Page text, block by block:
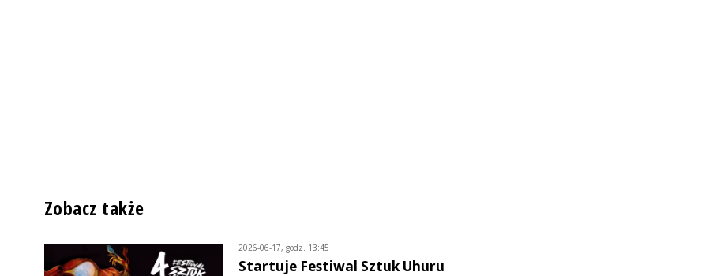
Zobacz także
2026-06-17, godz. 13:45
Startuje Festiwal Sztuk Uhuru